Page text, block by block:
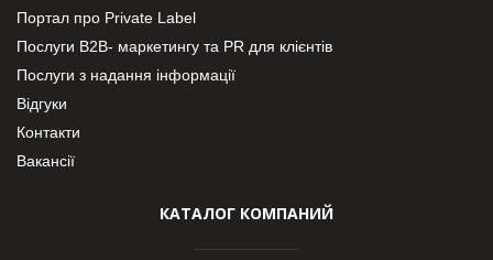
Портал про Private Label
Послуги В2В- маркетингу та PR для клієнтів
Послуги з надання інформації
Відгуки
Контакти
Вакансії
КАТАЛОГ КОМПАНИЙ